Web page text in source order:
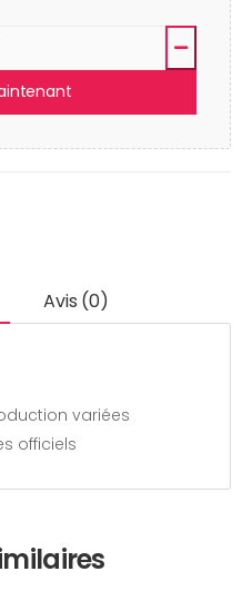
Avis (0)
variées
officiels